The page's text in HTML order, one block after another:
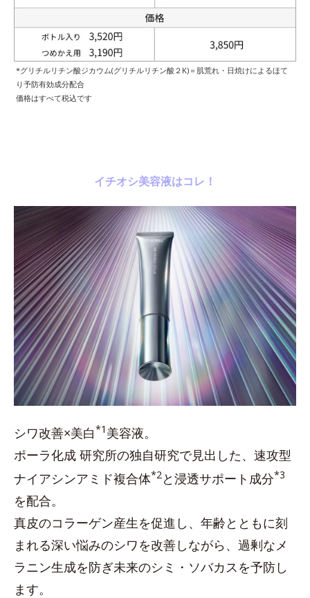
*グリチルリチン酸ジカウム(グリチルリチン酸２K)＝肌荒れ・日焼けによるほて
り予防有効成分配合
価格はすべて税込です
イチオシ美容液はコレ！
シワ改善×美白*1 美容液。
ポーラ化成 研究所の独自研究で見出した、速攻型
ナイアシンアミド複合体*2 と浸透サポート成分*3
を配合。
真皮のコラーゲン産生を促進し、年齢とともに刻
まれる深い悩みのシワを改善しながら、過剰なメ
ラニン生成を防ぎ未来のシミ・ソバカスを予防し
ます。